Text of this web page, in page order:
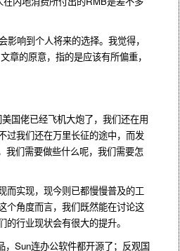
响到个人将来的选择。我觉得，
章的原意，指的是应该有所偏重，
国佬已经飞机大炮了，我们还在用
过我们还在万里长征的途中，而发
我们需要做些什么呢，我们需要怎
而实现，现今则已都慢慢普及的工
个角度而言，我们既然能在讨论这
行业现状会有很大的提升。
Sun连办公软件都开源了；反观国